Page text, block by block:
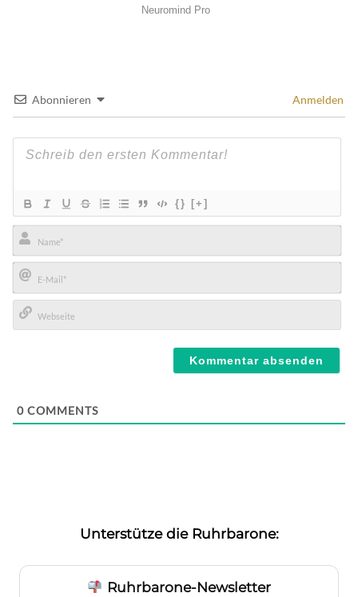
Abonnieren Anmelden
{} [+]
Name*
E-
Mail*
0 COMMENTS
Unterstütze die Ruhrbarone:
Ruhrbarone-Newsletter